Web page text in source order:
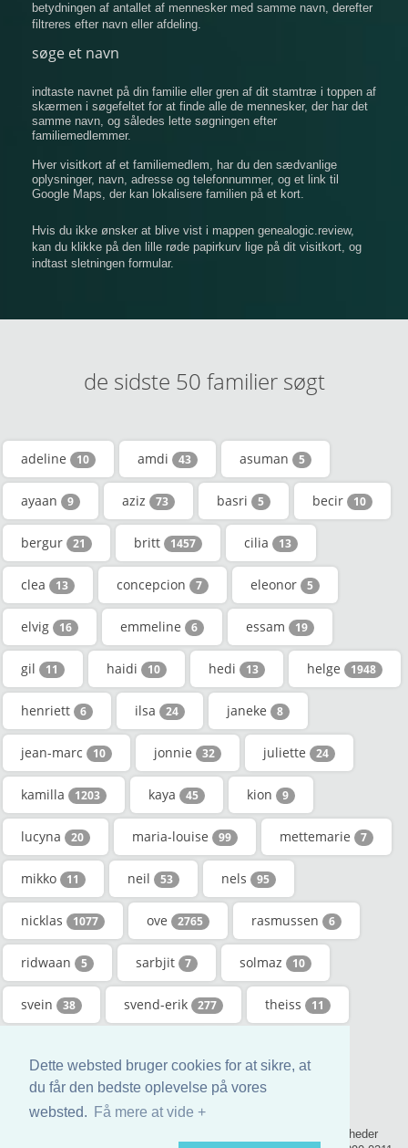
Dette websted bruger cookies for at sikre, at
du får den bedste oplevelse på vores
websted.
Få mere at vide +
betydningen af ​​antallet af mennesker med samme navn, derefter
filtreres efter navn eller afdeling.
søge et navn
indtaste navnet på din familie eller gren af ​​dit stamtræ i toppen af
​​skærmen i søgefeltet for at finde alle de mennesker, der har det
samme navn, og således lette søgningen efter
familiemedlemmer.
Hver visitkort af et familiemedlem, har du den sædvanlige
oplysninger, navn, adresse og telefonnummer, og et link til
Google Maps, der kan lokalisere familien på et kort.
Hvis du ikke ønsker at blive vist i mappen genealogic.review,
kan du klikke på den lille røde papirkurv lige på dit visitkort, og
indtast sletningen formular.
de sidste 50 familier søgt
adeline 10 amdi 43 asuman 5
ayaan 9 aziz 73 basri 5 becir 10
bergur 21 britt 1457 cilia 13
clea 13 concepcion 7 eleonor 5
elvig 16 emmeline 6 essam 19
gil 11 haidi 10 hedi 13 helge 1948
henriett 6 ilsa 24 janeke 8
jean-marc 10 jonnie 32 juliette 24
kamilla 1203 kaya 45 kion 9
lucyna 20 maria-louise 99 mettemarie 7
mikko 11 neil 53 nels 95
nicklas 1077 ove 2765 rasmussen 6
ridwaan 5 sarbjit 7 solmaz 10
svein 38 svend-erik 277 theiss 11
zouheir 9
© 2017 - genealogic.review den genealogiske bog. Alle rettigheder